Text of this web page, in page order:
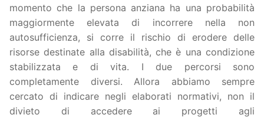
momento che la persona anziana ha una probabilità
maggiormente elevata di incorrere nella non
autosufficienza, si corre il rischio di erodere delle
risorse destinate alla disabilità, che è una condizione
stabilizzata e di vita. I due percorsi sono
completamente diversi. Allora abbiamo sempre
cercato di indicare negli elaborati normativi, non il
divieto di accedere ai progetti agli